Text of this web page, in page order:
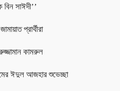
সাঈদী’’
প্রার্থীরা
কামরুল
ঈদুল আজহার শুভেচ্ছা